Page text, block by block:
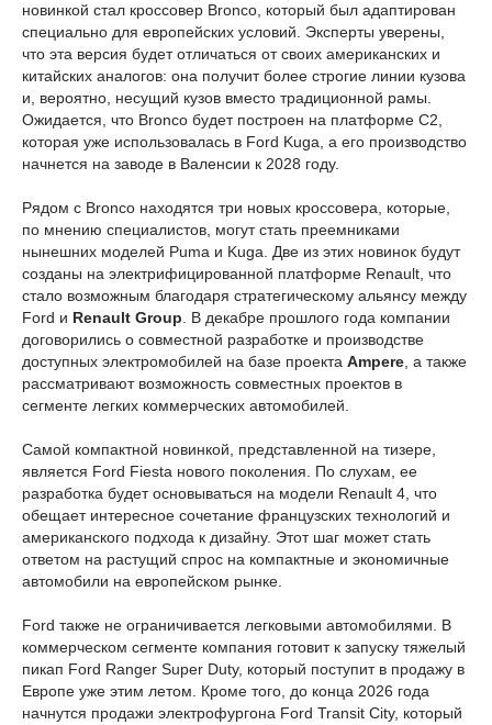
новинкой стал кроссовер Bronco, который был адаптирован
специально для европейских условий. Эксперты уверены,
что эта версия будет отличаться от своих американских и
китайских аналогов: она получит более строгие линии кузова
и, вероятно, несущий кузов вместо традиционной рамы.
Ожидается, что Bronco будет построен на платформе C2,
которая уже использовалась в Ford Kuga, а его производство
начнется на заводе в Валенсии к 2028 году.
Рядом с Bronco находятся три новых кроссовера, которые,
по мнению специалистов, могут стать преемниками
нынешних моделей Puma и Kuga. Две из этих новинок будут
созданы на электрифицированной платформе Renault, что
стало возможным благодаря стратегическому альянсу между
Ford и Renault Group . В декабре прошлого года компании
договорились о совместной разработке и производстве
доступных электромобилей на базе проекта Ampere , а также
рассматривают возможность совместных проектов в
сегменте легких коммерческих автомобилей.
Самой компактной новинкой, представленной на тизере,
является Ford Fiesta нового поколения. По слухам, ее
разработка будет основываться на модели Renault 4, что
обещает интересное сочетание французских технологий и
американского подхода к дизайну. Этот шаг может стать
ответом на растущий спрос на компактные и экономичные
автомобили на европейском рынке.
Ford также не ограничивается легковыми автомобилями. В
коммерческом сегменте компания готовит к запуску тяжелый
пикап Ford Ranger Super Duty, который поступит в продажу в
Европе уже этим летом. Кроме того, до конца 2026 года
начнутся продажи электрофургона Ford Transit City, который